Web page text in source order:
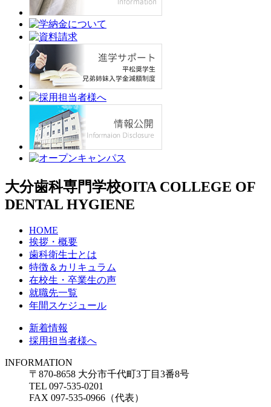
大分歯科専門学校OITA COLLEGE OF
DENTAL HYGIENE
HOME
挨拶・概要
歯科衛生士とは
特徴＆カリキュラム
在校生・卒業生の声
就職先一覧
年間スケジュール
新着情報
採用担当者様へ
INFORMATION
〒870-8658 大分市千代町3丁目3番8号
TEL 097-535-0201
FAX 097-535-0966（代表）